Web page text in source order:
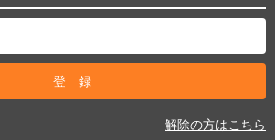
解除の方はこちら